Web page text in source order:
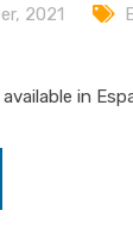
2021
in